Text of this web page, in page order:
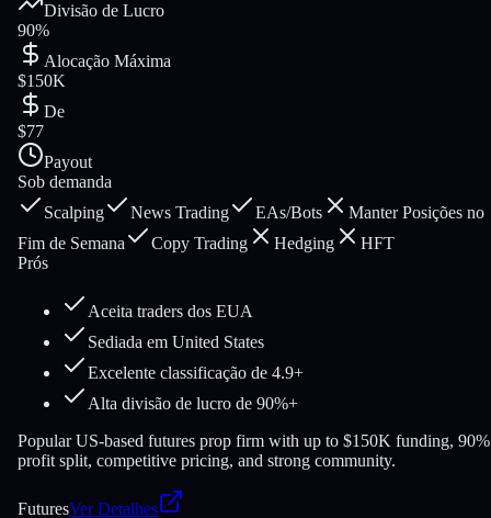
Divisão de Lucro
90%
Alocação Máxima
$150K
De
$77
Payout
Sob demanda
Scalping
News Trading EAs/Bots
Manter Posições no
Fim de Semana
Copy Trading Hedging
HFT
Prós
Aceita traders dos EUA
Sediada em United States
Excelente classificação de 4.9+
Alta divisão de lucro de 90%+
Popular US-based futures prop firm with up to $150K funding, 90%
profit split, competitive pricing, and strong community.
FuturesVer Detalhes